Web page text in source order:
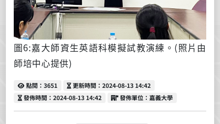
圖6:嘉大師資生英語科模擬試教演練。 (照片由
師培中心提供)
點閱
點閱：3651 更新時間
更新時間：2024-08-13 14:42
發佈時間
發佈時間：2024-08-13 14:42 發佈單位
發佈單位：嘉義大學